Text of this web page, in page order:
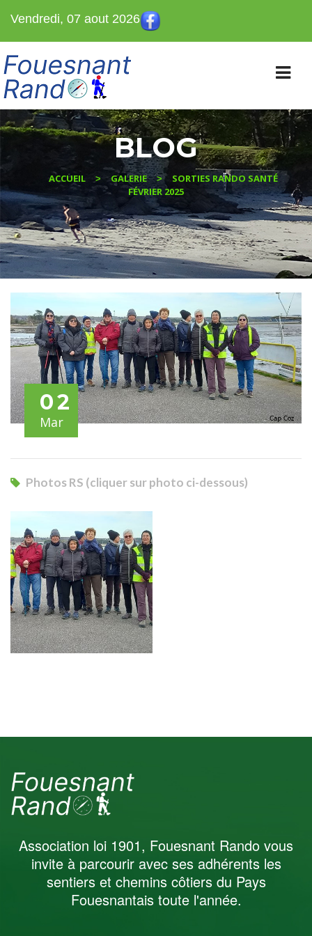
Vendredi, 07 aout 2026
BLOG
ACCUEIL > GALERIE >
SORTIES RANDO SANTÉ
FÉVRIER 2025
02
Mar
Photos RS (cliquer sur photo ci-dessous)
Santé Février 2025
Association loi 1901, Fouesnant Rando vous
invite à parcourir avec ses adhérents les
sentiers et chemins côtiers du Pays
Fouesnantais toute l'année.